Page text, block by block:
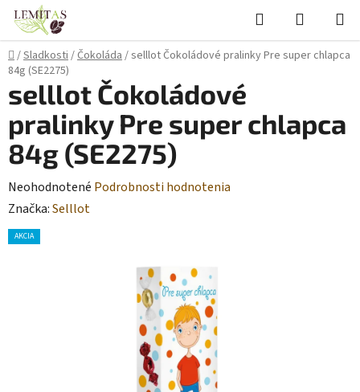
Prejsť
obsah
Hľadať
KOŠÍK
Domov
/Sladkosti/Čokoláda/selllot Čokoládové pralinky Pre super chlapca
84g (SE2275)
selllot Čokoládové
pralinky Pre super chlapca
84g (SE2275)
Priemerné
hodnotenie
produktu
Neohodnotené Podrobnosti hodnotenia
Značka:Selllot
AKCIA